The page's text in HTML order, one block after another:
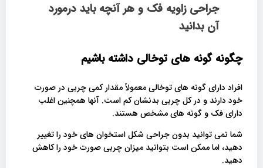
جراحی زاویه فک و هر آنچه باید درمورد
آن بدانید
چگونه گونه های توخالی داشته باشیم
افراد دارای گونه های توخالی معمولاً مقدار کمی چربی در صورت
خود دارند و در کل چربی بدنشان کم است. آنها همچنین اغلب
دارای فک و گونه های مشخص هستند.
شما نمی توانید بدون جراحی شکل استخوان های خود را تغییر
دهید، اما ممکن است بتوانید میزان چربی صورت خود را کاهش
دهید.